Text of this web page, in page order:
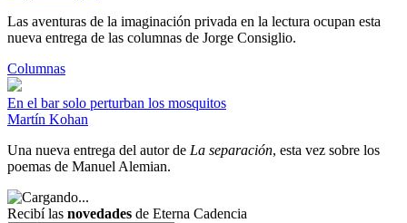
Las aventuras de la imaginación privada en la lectura ocupan esta
nueva entrega de las columnas de Jorge Consiglio.
Columnas
En el bar solo perturban los mosquitos
Martín Kohan
Una nueva entrega del autor de La separación, esta vez sobre los
poemas de Manuel Alemian.
Recibí las novedades de Eterna Cadencia